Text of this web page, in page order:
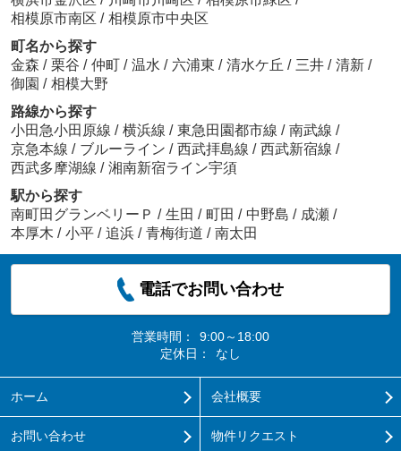
相模原市南区 / 相模原市中央区
町名から探す
金森 / 栗谷 / 仲町 / 温水 / 六浦東 / 清水ケ丘 / 三井 / 清新 /
御園 / 相模大野
路線から探す
小田急小田原線 / 横浜線 / 東急田園都市線 / 南武線 /
京急本線 / ブルーライン / 西武拝島線 / 西武新宿線 /
西武多摩湖線 / 湘南新宿ライン宇須
駅から探す
南町田グランベリーＰ / 生田 / 町田 / 中野島 / 成瀬 /
本厚木 / 小平 / 追浜 / 青梅街道 / 南太田
電話でお問い合わせ
営業時間：
9:00～18:00
定休日：
なし
ホーム 会社概要
お問い合わせ 物件リクエスト